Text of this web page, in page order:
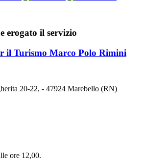
erogato il servizio
il Turismo Marco Polo Rimini
20-22, - 47924 Marebello (RN)
ore 12,00.